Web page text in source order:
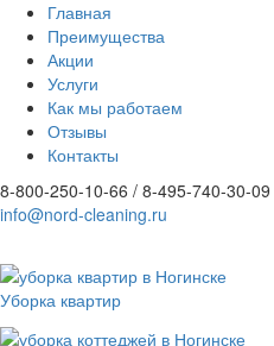
Главная
Преимущества
Акции
Услуги
Как мы работаем
Отзывы
Контакты
8-800-250-10-66 / 8-495-740-30-09
info@nord-cleaning.ru
Уборка квартир